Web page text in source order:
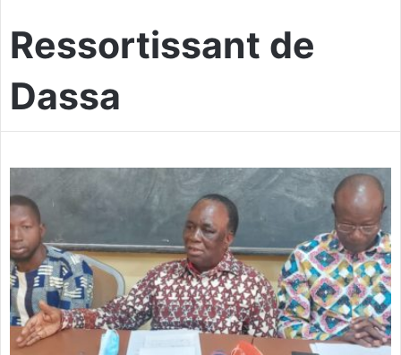
Ressortissant de
Dassa